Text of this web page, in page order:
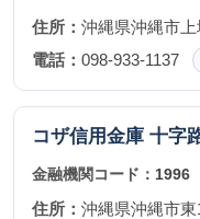
住所： 沖縄県沖縄市上
電話： 098-933-1137
コザ信用金庫 十字
金融機関コード： 1996
住所： 沖縄県沖縄市東